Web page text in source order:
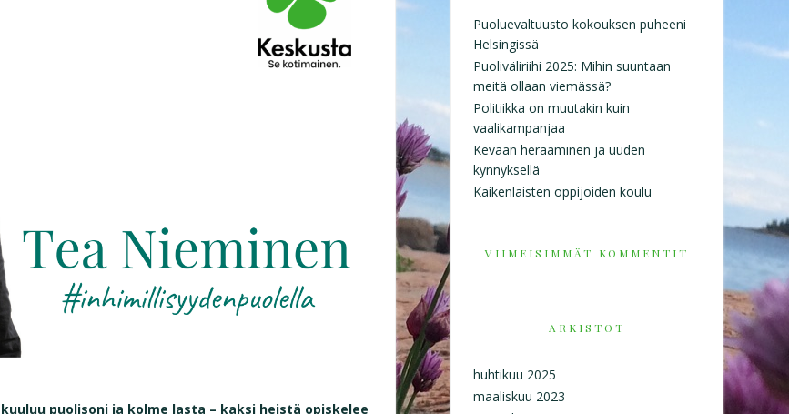
puolisoni ja kolme lasta – kaksi heistä opiskelee
Puoluevaltuusto kokouksen puheeni
Helsingissä
Puoliväliriihi 2025: Mihin suuntaan
meitä ollaan viemässä?
Politiikka on muutakin kuin
vaalikampanjaa
Kevään herääminen ja uuden
kynnyksellä
Kaikenlaisten oppijoiden koulu
VIIMEISIMMÄT KOMMENTIT
ARKISTOT
huhtikuu 2025
maaliskuu 2023